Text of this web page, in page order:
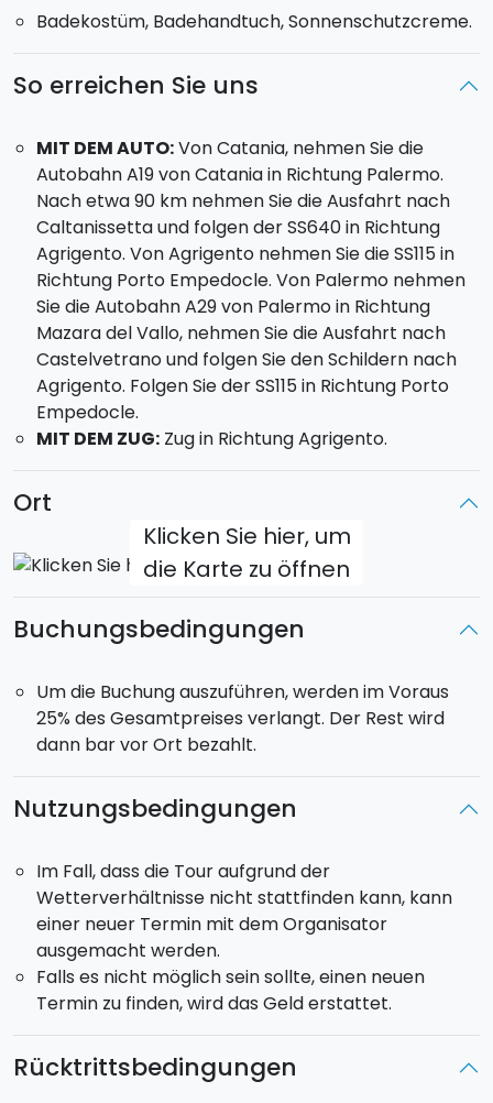
Rückkehr um 13:00 Uhr or 15:30 um 19:30.
Badekostüm, Badehandtuch, Sonnenschutzcreme.
So erreichen Sie uns
MIT DEM AUTO:Von Catania, nehmen Sie die
Autobahn A19 von Catania in Richtung Palermo.
Nach etwa 90 km nehmen Sie die Ausfahrt nach
Caltanissetta und folgen der SS640 in Richtung
Agrigento. Von Agrigento nehmen Sie die SS115 in
Richtung Porto Empedocle. Von Palermo nehmen
Sie die Autobahn A29 von Palermo in Richtung
Mazara del Vallo, nehmen Sie die Ausfahrt nach
Castelvetrano und folgen Sie den Schildern nach
Agrigento. Folgen Sie der SS115 in Richtung Porto
Empedocle.
MIT DEM ZUG:Zug in Richtung Agrigento.
Ort
Klicken Sie hier, um
die Karte zu öffnen
Buchungsbedingungen
Um die Buchung auszuführen, werden im Voraus
25% des Gesamtpreises verlangt. Der Rest wird
dann bar vor Ort bezahlt.
Nutzungsbedingungen
Im Fall, dass die Tour aufgrund der
Wetterverhältnisse nicht stattfinden kann, kann
einer neuer Termin mit dem Organisator
ausgemacht werden.
Falls es nicht möglich sein sollte, einen neuen
Termin zu finden, wird das Geld erstattet.
Rücktrittsbedingungen